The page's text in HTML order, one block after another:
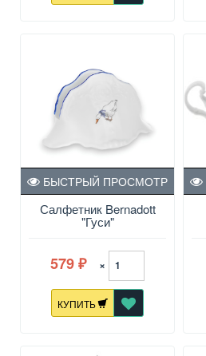
Салфетник Bernadott
"Гуси"
БЫСТРЫЙ ПРОСМОТР
579 ₽ ×
КУПИТЬ